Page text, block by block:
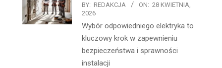
BY: REDAKCJA ON: 28 KWIETNIA,
2026
Wybór odpowiedniego elektryka to
kluczowy krok w zapewnieniu
bezpieczeństwa i sprawności
instalacji